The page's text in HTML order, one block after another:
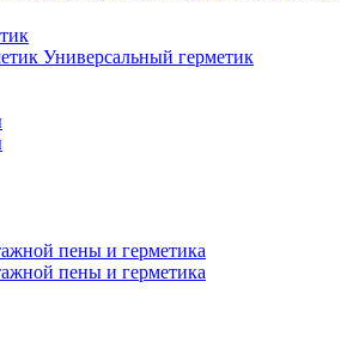
Универсальный герметик
пены и герметика
пены и герметика